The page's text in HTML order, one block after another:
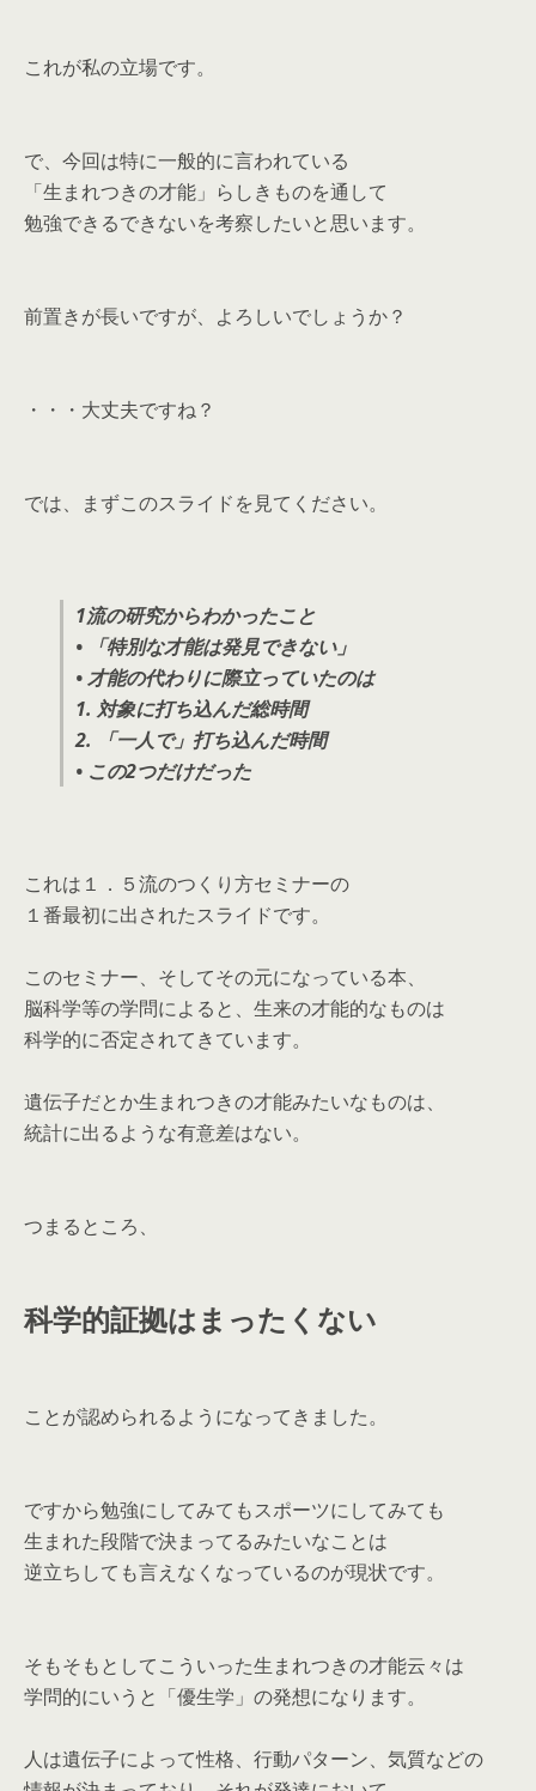
これが私の立場です。
で、今回は特に一般的に言われている
「生まれつきの才能」らしきものを通して
勉強できるできないを考察したいと思います。
前置きが長いですが、よろしいでしょうか？
・・・大丈夫ですね？
では、まずこのスライドを見てください。
1流の研究からわかったこと
• 「特別な才能は発見できない」
• 才能の代わりに際立っていたのは
1. 対象に打ち込んだ総時間
2. 「一人で」打ち込んだ時間
• この2つだけだった
これは１．５流のつくり方セミナーの
１番最初に出されたスライドです。
このセミナー、そしてその元になっている本、
脳科学等の学問によると、生来の才能的なものは
科学的に否定されてきています。
遺伝子だとか生まれつきの才能みたいなものは、
統計に出るような有意差はない。
つまるところ、
科学的証拠はまったくない
ことが認められるようになってきました。
ですから勉強にしてみてもスポーツにしてみても
生まれた段階で決まってるみたいなことは
逆立ちしても言えなくなっているのが現状です。
そもそもとしてこういった生まれつきの才能云々は
学問的にいうと「優生学」の発想になります。
人は遺伝子によって性格、行動パターン、気質などの